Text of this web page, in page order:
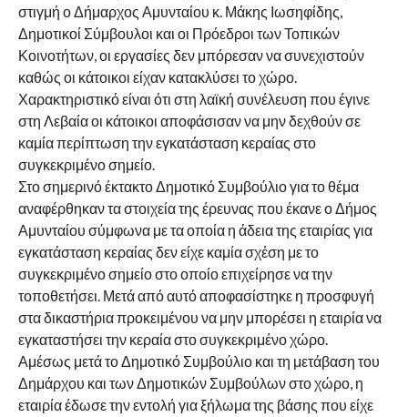
στιγμή ο Δήμαρχος Αμυνταίου κ. Μάκης Ιωσηφίδης,
Δημοτικοί Σύμβουλοι και οι Πρόεδροι των Τοπικών
Κοινοτήτων, οι εργασίες δεν μπόρεσαν να συνεχιστούν
καθώς οι κάτοικοι είχαν κατακλύσει το χώρο.
Χαρακτηριστικό είναι ότι στη λαϊκή συνέλευση που έγινε
στη Λεβαία οι κάτοικοι αποφάσισαν να μην δεχθούν σε
καμία περίπτωση την εγκατάσταση κεραίας στο
συγκεκριμένο σημείο.
Στο σημερινό έκτακτο Δημοτικό Συμβούλιο για το θέμα
αναφέρθηκαν τα στοιχεία της έρευνας που έκανε ο Δήμος
Αμυνταίου σύμφωνα με τα οποία η άδεια της εταιρίας για
εγκατάσταση κεραίας δεν είχε καμία σχέση με το
συγκεκριμένο σημείο στο οποίο επιχείρησε να την
τοποθετήσει. Μετά από αυτό αποφασίστηκε η προσφυγή
στα δικαστήρια προκειμένου να μην μπορέσει η εταιρία να
εγκαταστήσει την κεραία στο συγκεκριμένο χώρο.
Αμέσως μετά το Δημοτικό Συμβούλιο και τη μετάβαση του
Δημάρχου και των Δημοτικών Συμβούλων στο χώρο, η
εταιρία έδωσε την εντολή για ξήλωμα της βάσης που είχε